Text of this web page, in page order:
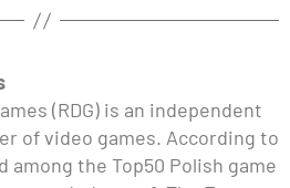
(RDG) is an independent
of video games. According to
among the Top50 Polish game